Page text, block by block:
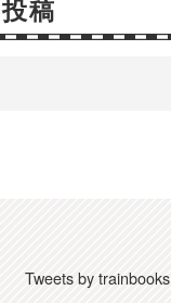
稿
Tweets by trainbooks